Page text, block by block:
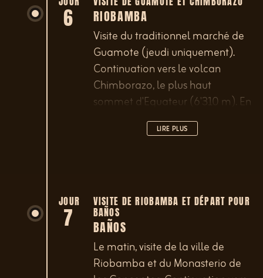
6 RIOBAMBA
Visite du traditionnel marché de
Guamote (jeudi uniquement).
Continuation vers le volcan
Chimborazo, le plus haut
sommet d'Equateur (6'310 m). En
chemin, vous pourrez observer de
nombreux lamas, alpagas et
qui le désirent, randonnée
jusqu'au refuge Whymper, à
5'000 m d'altitude.
LIRE PLUS
JOUR
7
VISITE DE RIOBAMBA ET DÉPART POUR
BAÑOS
BAÑOS
Le matin, visite de la ville de
Riobamba et du Monasterio de